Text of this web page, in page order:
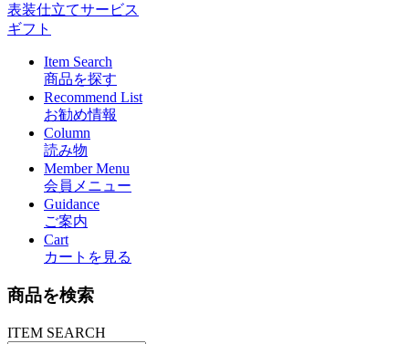
表装仕立てサービス
ギフト
Item Search
商品を探す
Recommend List
お勧め情報
Column
読み物
Member Menu
会員メニュー
Guidance
ご案内
Cart
カートを見る
商品を検索
ITEM SEARCH